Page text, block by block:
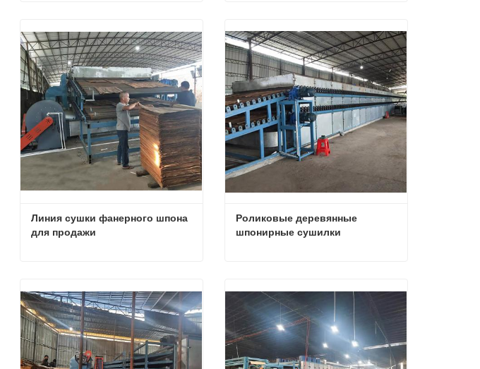
Свяжитесь с нами Свяжитесь с нами
Линия сушки фанерного шпона
для продажи
Свяжитесь с нами
Роликовые деревянные
шпонирные сушилки
Свяжитесь с нами